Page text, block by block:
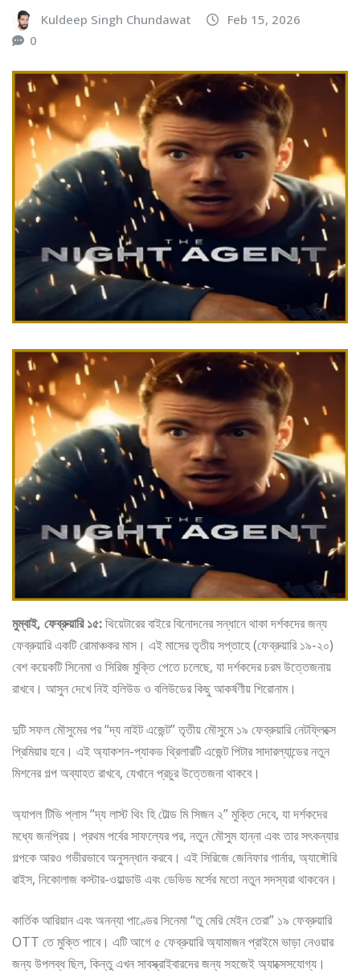
Kuldeep Singh Chundawat
Feb 15, 2026
0
মুম্বাই, ফেব্রুয়ারি ১৫:থিয়েটারের বাইরে বিনোদনের সন্ধানে থাকা দর্শকদের জন্য
ফেব্রুয়ারি একটি রোমাঞ্চকর মাস। এই মাসের তৃতীয় সপ্তাহে (ফেব্রুয়ারি ১৯-২০)
বেশ কয়েকটি সিনেমা ও সিরিজ মুক্তি পেতে চলেছে, যা দর্শকদের চরম উত্তেজনায়
রাখবে। আসুন দেখে নিই হলিউড ও বলিউডের কিছু আকর্ষণীয় শিরোনাম।
দুটি সফল মৌসুমের পর “দ্য নাইট এজেন্ট” তৃতীয় মৌসুমে ১৯ ফেব্রুয়ারি নেটফ্লিক্সে
প্রিমিয়ার হবে। এই অ্যাকশন-প্যাকড থ্রিলারটি এজেন্ট পিটার সাদারল্যান্ডের নতুন
মিশনের গল্প অব্যাহত রাখবে, যেখানে প্রচুর উত্তেজনা থাকবে।
অ্যাপল টিভি প্লাস “দ্য লাস্ট থিং হি টোল্ড মি সিজন ২” মুক্তি দেবে, যা দর্শকদের
মধ্যে জনপ্রিয়। প্রথম পর্বের সাফল্যের পর, নতুন মৌসুম হান্না এবং তার সৎকন্যার
গল্পকে আরও গভীরভাবে অনুসন্ধান করবে। এই সিরিজে জেনিফার গার্নার, অ্যাঙ্গৌরি
রাইস, নিকোলাজ কস্টার-ওয়াল্ডাউ এবং ডেভিড মর্সের মতো নতুন সদস্যরা থাকবেন।
কার্তিক আরিয়ান এবং অনন্যা পাণ্ডের সিনেমা “তু মেরি মেইন তেরা” ১৯ ফেব্রুয়ারি
OTT তে মুক্তি পাবে। এটি আগে ৫ ফেব্রুয়ারি অ্যামাজন প্রাইমে ভাড়া নেওয়ার
জন্য উপলব্ধ ছিল, কিন্তু এখন সাবস্ক্রাইবারদের জন্য সহজেই অ্যাক্সেসযোগ্য।